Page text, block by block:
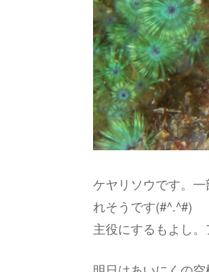
ケヤリソウです。
れそうです(#^.^#)
主役にするもよし